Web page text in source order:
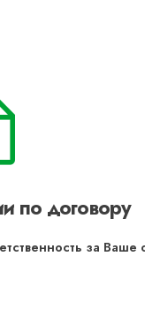
по договору
за Ваше